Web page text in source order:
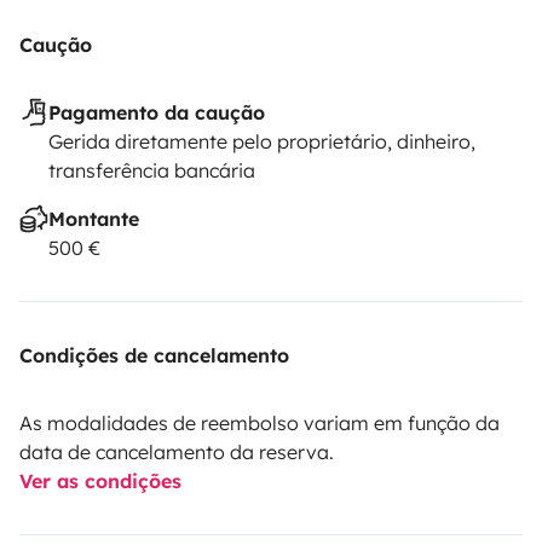
Caução
Pagamento da caução
Gerida diretamente pelo proprietário, dinheiro,
transferência bancária
Montante
500 €
Condições de cancelamento
As modalidades de reembolso variam em função da
data de cancelamento da reserva.
Ver as condições